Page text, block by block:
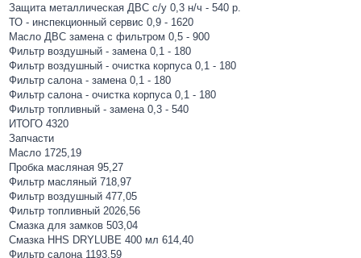
Защита металлическая ДВС с/у 0,3 н/ч - 540 р.
ТО - инспекционный сервис 0,9 - 1620
Масло ДВС замена с фильтром 0,5 - 900
Фильтр воздушный - замена 0,1 - 180
Фильтр воздушный - очистка корпуса 0,1 - 180
Фильтр салона - замена 0,1 - 180
Фильтр салона - очистка корпуса 0,1 - 180
Фильтр топливный - замена 0,3 - 540
ИТОГО 4320
Запчасти
Масло 1725,19
Пробка масляная 95,27
Фильтр масляный 718,97
Фильтр воздушный 477,05
Фильтр топливный 2026,56
Смазка для замков 503,04
Смазка HHS DRYLUBE 400 мл 614,40
Фильтр салона 1193,59